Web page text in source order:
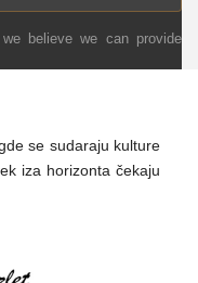
believe we can provide
se sudaraju kulture
iza horizonta čekaju